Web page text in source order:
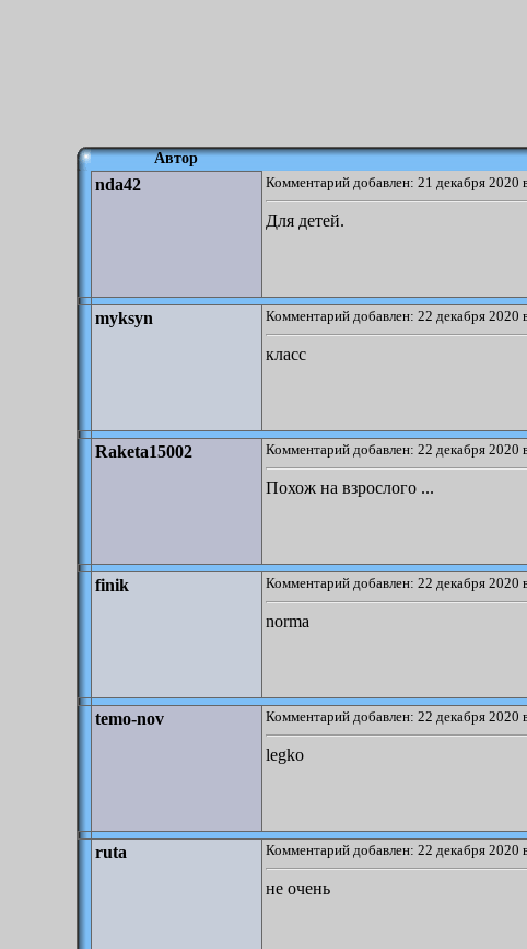
Автор
nda42 Комментарий добавлен: 21 декабря 2020
Для детей.
myksyn Комментарий добавлен: 22 декабря 2020
класс
Raketa15002 Комментарий добавлен: 22 декабря 2020
Похож на взрослого ...
finik Комментарий добавлен: 22 декабря 2020
norma
temo-nov Комментарий добавлен: 22 декабря 2020
legko
ruta Комментарий добавлен: 22 декабря 2020
не очень